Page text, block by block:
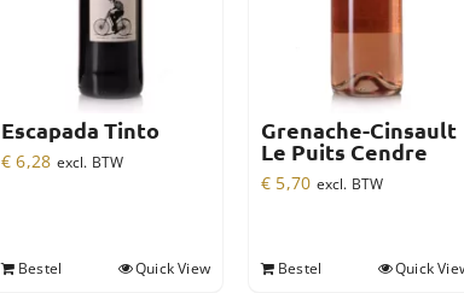
Escapada Tinto
€ 6,28 excl. BTW
Bestel Quick View
Grenache-Cinsault
Le Puits Cendre
€ 5,70 excl. BTW
Bestel Quick